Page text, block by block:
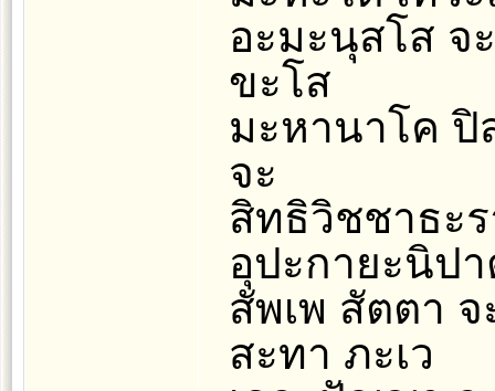
อะมะนุสโส จ
ขะโส
มะหานาโค
จะ
สิทธิวิชชาธะ
อุปะกายะนิป
สัพเพ สัตตา
สะทา ภะเว